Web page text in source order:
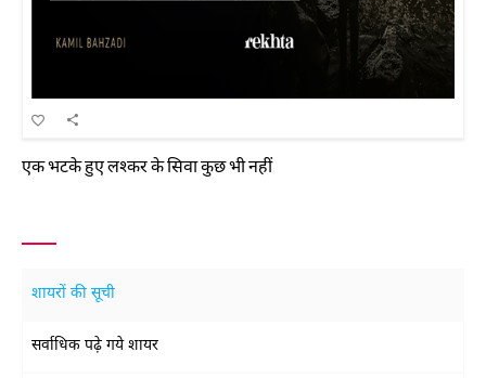
एक भटके हुए लश्कर के सिवा कुछ भी नहीं
शायरों की सूची
सर्वाधिक पढ़े गये शायर